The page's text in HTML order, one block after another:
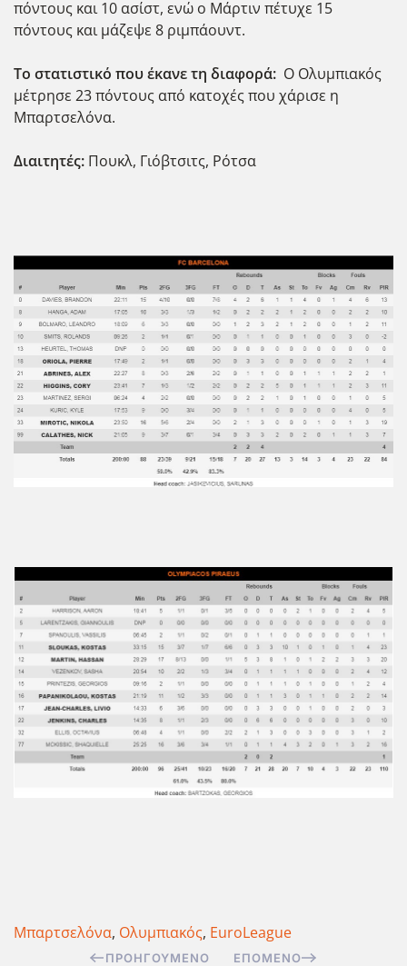
πόντους και 10 ασίστ, ενώ ο Μάρτιν πέτυχε 15
πόντους και μάζεψε 8 ριμπάουντ.
To στατιστικό που έκανε τη διαφορά: O Ολυμπιακός
μέτρησε 23 πόντους από κατοχές που χάρισε η
Μπαρτσελόνα.
Διαιτητές: Πουκλ, Γιόβτσιτς, Ρότσα
Μπαρτσελόνα, Ολυμπιακός, EuroLeague
ΠΡΟΗΓΟΎΜΕΝΟ ΕΠΌΜΕΝΟ